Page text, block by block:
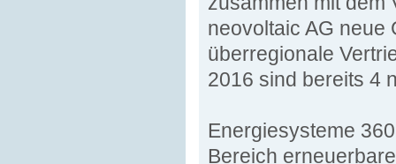
neovoltaic AG neue
überregionale
2016 sind bereits 4
Energiesysteme
Bereich